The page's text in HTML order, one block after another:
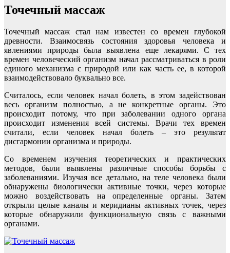
Точечный массаж
Точечный массаж стал нам известен со времен глубокой
древности. Взаимосвязь состояния здоровья человека и
явлениями природы была выявлена еще лекарями. С тех
времен человеческий организм начал рассматриваться в роли
единого механизма с природой или как часть ее, в которой
взаимодействовало буквально все.
Считалось, если человек начал болеть, в этом задействован
весь организм полностью, а не конкретные органы. Это
происходит потому, что при заболевании одного органа
происходит изменения всей системы. Врачи тех времен
считали, если человек начал болеть – это результат
дисгармонии организма и природы.
Со временем изучения теоретических и практических
методов, были выявлены различные способы борьбы с
заболеваниями. Изучая все детально, на теле человека были
обнаружены биологически активные точки, через которые
можно воздействовать на определенные органы. Затем
открыли целые каналы и меридианы активных точек, через
которые обнаружили функциональную связь с важными
органами.